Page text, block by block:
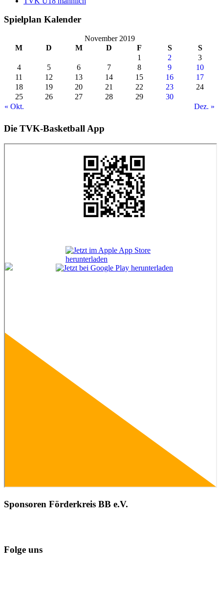
Spielplan Kalender
November 2019
M
D M D F S S
« Okt. Dez. »
1 2
3
4
5 6 7 8 9
10
11
12 13 14 15 16
17
18
19 20 21 22 23
24
25
26 27 28 29 30
Die TVK-Basketball App
Sponsoren Förderkreis BB e.V.
Folge uns